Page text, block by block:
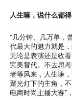
人生嘛，说什么都
“几分钟、几万单，
代最大的魅力就是
无论是表演还是收
完美替代。不去思
者等风来，人生嘛
聚光灯下的主角，
电商时尚主播大赛”